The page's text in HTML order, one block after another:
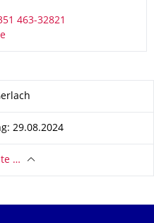
29.08.2024
…